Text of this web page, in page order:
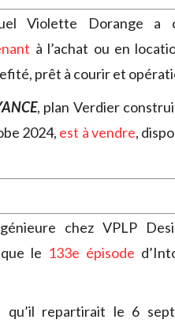
Violette Dorange a
à l’achat ou en
prêt à courir et
, plan Verdier
2024, est à vendre,
chez VPLP
le 133e épisode
qu’il repartirait le 6